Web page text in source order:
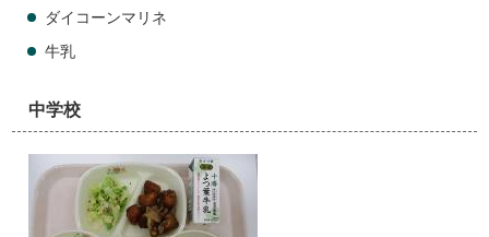
ダイコーンマリネ
牛乳
中学校